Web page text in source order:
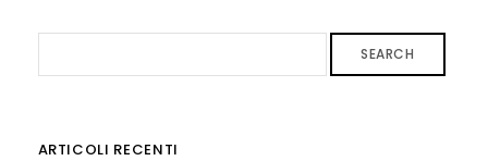
SEARCH
ARTICOLI RECENTI